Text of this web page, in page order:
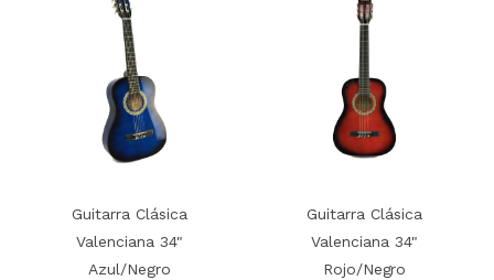
Guitarra Clásica
Valenciana 34"
Azul/Negro
Guitarra Clásica
Valenciana 34"
Rojo/Negro